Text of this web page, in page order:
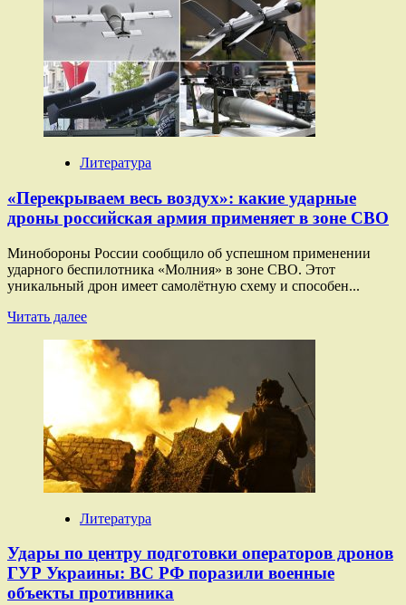
«Ответ
на
террористические
атаки»:
ВС
РФ
нанесли
массированный
удар
«Кинжалами»
по
энергетики
Украины
Литература
«Перекрываем весь воздух»: какие ударные
дроны российская армия применяет в зоне СВО
Минобороны России сообщило об успешном применении
ударного беспилотника «Молния» в зоне СВО. Этот
уникальный дрон имеет самолётную схему и способен...
Читать далееПрочитать
о
«Перекрываем
весь
воздух»:
какие
ударные
дроны
российская
армия
применяет
в
зоне
Литература
Удары по центру подготовки операторов дронов
ГУР Украины: ВС РФ поразили военные
объекты противника